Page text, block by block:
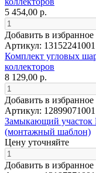
5 454,00 р.
Добавить в избранное
Артикул: 13152241001
Комплект угловых
коллекторов
8 129,00 р.
Добавить в избранное
Артикул: 12899071001
Замыкающий участок
(монтажный шаблон)
Цену уточняйте
Добавить в избранное